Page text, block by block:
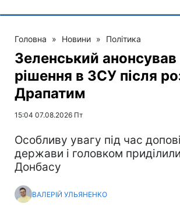
Головна » Новини » Політика
Зеленський анонсував
рішення в ЗСУ після
Драпатим
15:04 07.08.2026 Пт
Особливу увагу під час
держави і головком
Донбасу
ВАЛЕРІЙ УЛЬЯНЕНКО